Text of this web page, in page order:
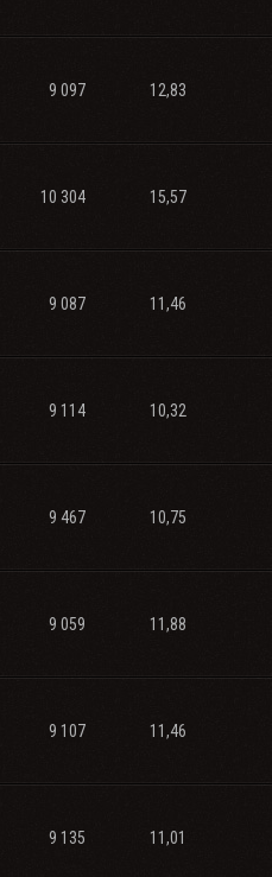
9 097 12,83
10 304 15,57
9 087 11,46
9 114 10,32
9 467 10,75
9 059 11,88
9 107 11,46
9 135 11,01